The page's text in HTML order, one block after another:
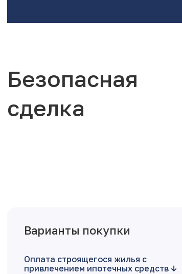
Безопасная
сделка
Варианты покупки
Оплата строящегося жилья с
привлечением ипотечных средств